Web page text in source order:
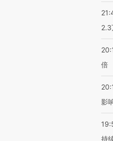
2.3
倍
影
持